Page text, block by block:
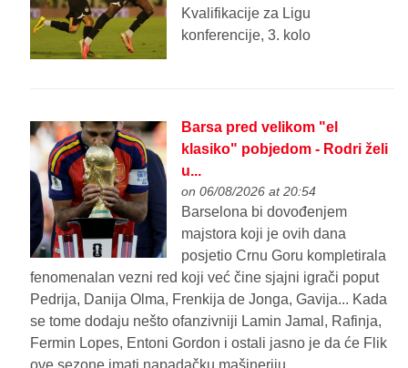
Kvalifikacije za Ligu
konferencije, 3. kolo
Barsa pred velikom "el
klasiko" pobjedom - Rodri želi
u...
on 06/08/2026 at 20:54
Barselona bi dovođenjem
majstora koji je ovih dana
posjetio Crnu Goru kompletirala
fenomenalan vezni red koji već čine sjajni igrači poput
Pedrija, Danija Olma, Frenkija de Jonga, Gavija... Kada
se tome dodaju nešto ofanzivniji Lamin Jamal, Rafinja,
Fermin Lopes, Entoni Gordon i ostali jasno je da će Flik
ove sezone imati napadačku mašineriju